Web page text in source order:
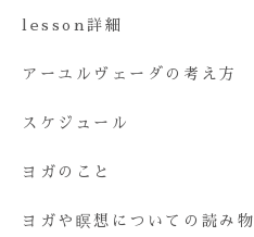
lesson詳細
アーユルヴェーダの考え方
スケジュール
ヨガのこと
ヨガや瞑想についての読み物